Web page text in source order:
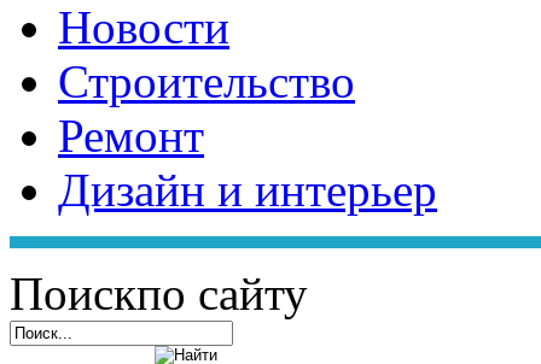
Новости
Строительство
Ремонт
Дизайн и интерьер
Поискпо сайту